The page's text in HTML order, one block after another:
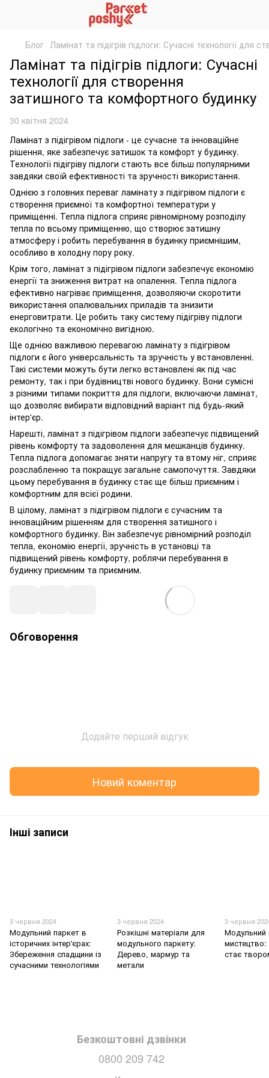
Блог Ламінат та підігрів підлоги: Сучасні технології
Ламінат та підігрів підлоги: Сучасні
технології для створення
затишного та комфортного будинку
30 квітня 2024
Ламінат з підігрівом підлоги - це сучасне та інноваційне
рішення, яке забезпечує затишок та комфорт у будинку.
Технології підігріву підлоги стають все більш популярними
завдяки своїй ефективності та зручності використання.
Однією з головних переваг ламінату з підігрівом підлоги є
створення приємної та комфортної температури у
приміщенні. Тепла підлога сприяє рівномірному розподілу
тепла по всьому приміщенню, що створює затишну
атмосферу і робить перебування в будинку приємнішим,
особливо в холодну пору року.
Крім того, ламінат з підігрівом підлоги забезпечує економію
енергії та зниження витрат на опалення. Тепла підлога
ефективно нагріває приміщення, дозволяючи скоротити
використання опалювальних приладів та знизити
енерговитрати. Це робить таку систему підігріву підлоги
екологічно та економічно вигідною.
Ще однією важливою перевагою ламінату з підігрівом
підлоги є його універсальність та зручність у встановленні.
Такі системи можуть бути легко встановлені як під час
ремонту, так і при будівництві нового будинку. Вони сумісні
з різними типами покриття для підлоги, включаючи ламінат,
що дозволяє вибирати відповідний варіант під будь-який
інтер'єр.
Нарешті, ламінат з підігрівом підлоги забезпечує підвищений
рівень комфорту та задоволення для мешканців будинку.
Тепла підлога допомагає зняти напругу та втому ніг, сприяє
розслабленню та покращує загальне самопочуття. Завдяки
цьому перебування в будинку стає ще більш приємним і
комфортним для всієї родини.
В цілому, ламінат з підігрівом підлоги є сучасним та
інноваційним рішенням для створення затишного і
комфортного будинку. Він забезпечує рівномірний розподіл
тепла, економію енергії, зручність в установці та
підвищений рівень комфорту, роблячи перебування в
будинку приємним та приємним.
Обговорення
Додайте перший відгук
Новий коментар
Інші записи
3 червня 2024
Модульний паркет в
історичних інтер'єрах:
Збереження спадщини із
сучасними технологіями
3 червня 2024
Розкішні матеріали для
модульного паркету:
Дерево, мармур та
метали
3 червня
Модульний
мистецтво:
стає
Безкоштовні дзвінки
0800 209 742